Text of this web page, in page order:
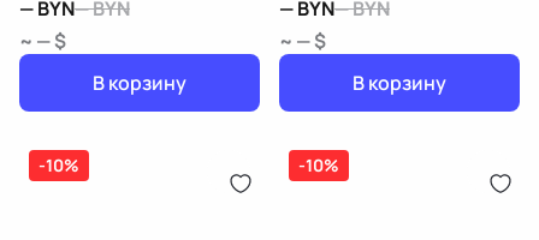
—BYN—BYN
~ — $
В корзину
—BYN—BYN
~ — $
В корзину
-10% -10%